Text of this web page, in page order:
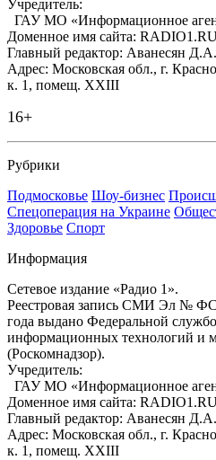
Учредитель:
ГАУ МО «Информационное
Доменное имя сайта:
Главный редактор: Аванесян Д.А.
Адрес: Московская обл., г.
к. 1, помещ. XXIII
16+
Рубрики
Подмосковье Шоу-бизнес
Спецоперация на Украине
Здоровье Спорт
Информация
Сетевое издание «Радио 1».
Реестровая запись СМИ Эл №
года выдано Федеральной
информационных технологий и
(Роскомнадзор).
Учредитель:
ГАУ МО «Информационное
Доменное имя сайта:
Главный редактор: Аванесян Д.А.
Адрес: Московская обл., г.
к. 1, помещ. XXIII